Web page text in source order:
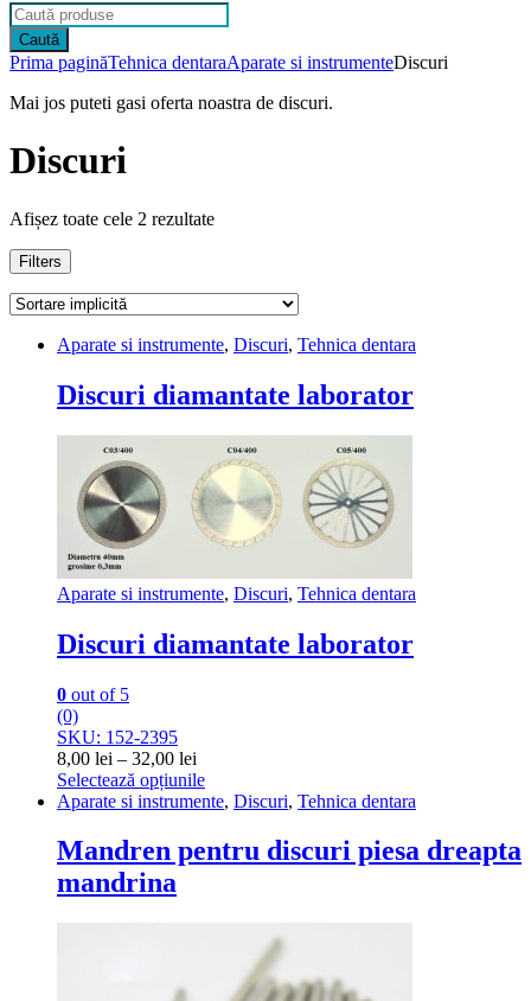
Products
search
Caută
Prima paginăTehnica dentaraAparate si instrumenteDiscuri
Mai jos puteti gasi oferta noastra de discuri.
Discuri
Afișez toate cele 2 rezultate
Filters
Aparate si instrumente, Discuri, Tehnica dentara
Discuri diamantate laborator
Aparate si instrumente, Discuri, Tehnica dentara
Discuri diamantate laborator
0 out of 5
(0)
SKU: 152-2395
8,00 lei – 32,00 lei
de
prețuri:
până
la
Selectează opțiunile
Acest
are
mai
multe
Aparate si instrumente, Discuri, Tehnica dentara
Mandren pentru discuri piesa dreapta
mandrina